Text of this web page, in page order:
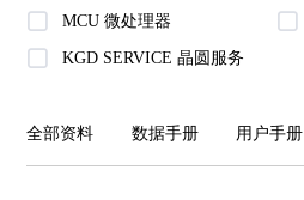
MCU 微处理器
KGD SERVICE 晶圆服务
全部资料 数据手册 用户手册